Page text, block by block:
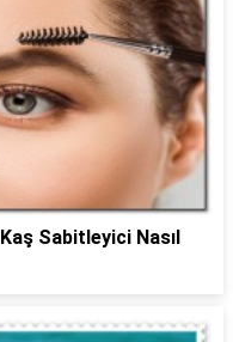
Sabitleyici Nasıl